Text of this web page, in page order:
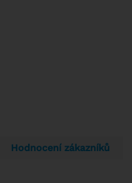
Hodnocení zákazníků